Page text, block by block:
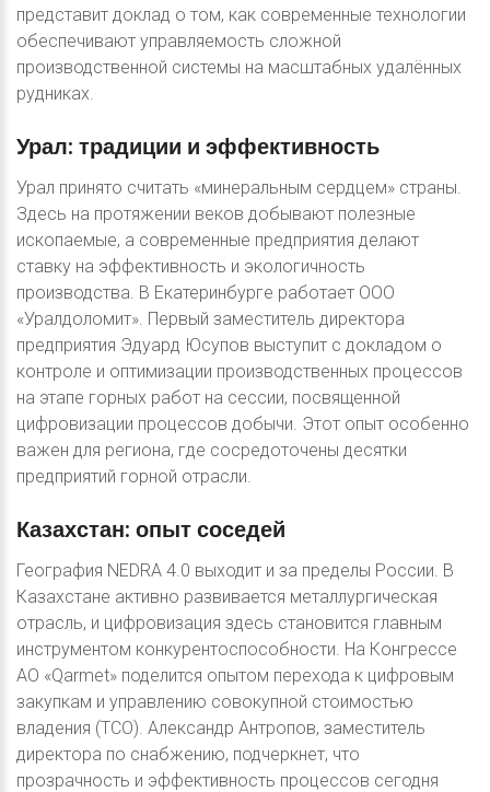
представит доклад о том, как современные технологии
обеспечивают управляемость сложной
производственной системы на масштабных удалённых
рудниках.
Урал: традиции и эффективность
Урал принято считать «минеральным сердцем» страны.
Здесь на протяжении веков добывают полезные
ископаемые, а современные предприятия делают
ставку на эффективность и экологичность
производства. В Екатеринбурге работает ООО
«Уралдоломит». Первый заместитель директора
предприятия Эдуард Юсупов выступит с докладом о
контроле и оптимизации производственных процессов
на этапе горных работ на сессии, посвященной
цифровизации процессов добычи. Этот опыт особенно
важен для региона, где сосредоточены десятки
предприятий горной отрасли.
Казахстан: опытсоседей
География NEDRA 4.0 выходит и за пределы России. В
Казахстане активно развивается металлургическая
отрасль, и цифровизация здесь становится главным
инструментом конкурентоспособности. На Конгрессе
АО «Qarmet» поделится опытом перехода к цифровым
закупкам и управлению совокупной стоимостью
владения (ТСО). Александр Антропов, заместитель
директора по снабжению, подчеркнет, что
прозрачность и эффективность процессов сегодня